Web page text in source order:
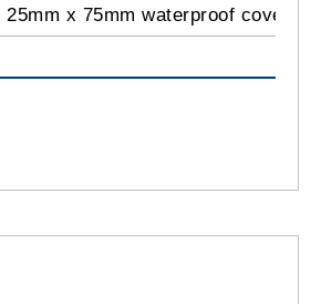
25mm x 75mm waterproof cover